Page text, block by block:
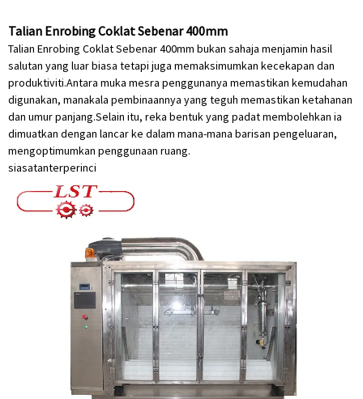
Talian Enrobing Coklat Sebenar 400mm
Talian Enrobing Coklat Sebenar 400mm bukan sahaja menjamin hasil
salutan yang luar biasa tetapi juga memaksimumkan kecekapan dan
produktiviti.Antara muka mesra penggunanya memastikan kemudahan
digunakan, manakala pembinaannya yang teguh memastikan ketahanan
dan umur panjang.Selain itu, reka bentuk yang padat membolehkan ia
dimuatkan dengan lancar ke dalam mana-mana barisan pengeluaran,
mengoptimumkan penggunaan ruang.
siasatanterperinci